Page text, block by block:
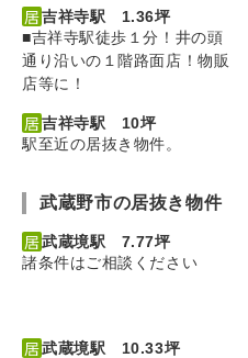
吉祥寺駅 1.36坪
■吉祥寺駅徒歩１分！井の頭
通り沿いの１階路面店！物販
店等に！
吉祥寺駅 10坪
駅至近の居抜き物件。
武蔵野市の居抜き物件
武蔵境駅 7.77坪
諸条件はご相談ください
武蔵境駅 10.33坪